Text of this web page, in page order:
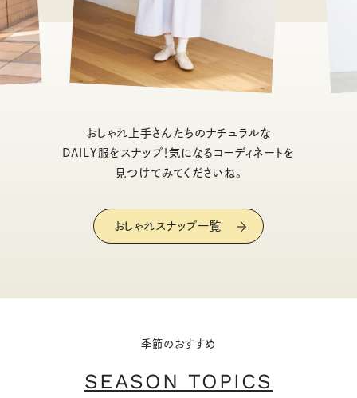
おしゃれ上手さんたちのナチュラルな
DAILY服をスナップ！気になるコーディネートを
見つけてみてくださいね。
おしゃれスナップ一覧
季節のおすすめ
SEASON TOPICS